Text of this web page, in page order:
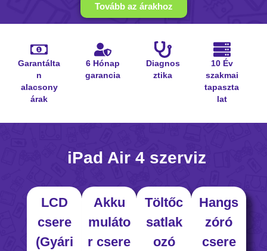
Tovább az árakhoz
Garantálta
n
alacsony
árak
6 Hónap
garancia
Diagnos
ztika
10 Év
szakmai
tapaszta
lat
iPad Air 4 szerviz
LCD
csere
(Gyári
Akku
muláto
r csere
Töltőc
satlak
ozó
Hangs
zóró
csere